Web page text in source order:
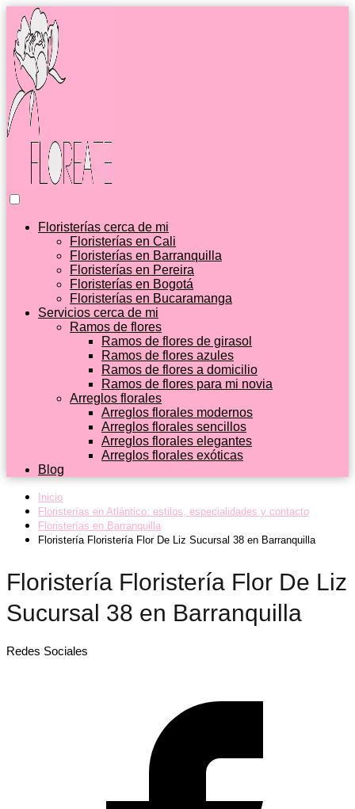
Floristerías cerca de mi
Floristerías en Cali
Floristerías en Barranquilla
Floristerías en Pereira
Floristerías en Bogotá
Floristerías en Bucaramanga
Servicios cerca de mi
Ramos de flores
Ramos de flores de girasol
Ramos de flores azules
Ramos de flores a domicilio
Ramos de flores para mi novia
Arreglos florales
Arreglos florales modernos
Arreglos florales sencillos
Arreglos florales elegantes
Arreglos florales exóticas
Blog
Inicio
Floristerías en Atlántico: estilos, especialidades y contacto
Floristerías en Barranquilla
Floristería Floristería Flor De Liz Sucursal 38 en Barranquilla
Floristería Floristería Flor De Liz
Sucursal 38 en Barranquilla
Redes Sociales